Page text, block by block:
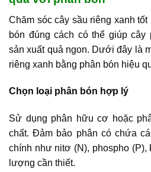
Chăm sóc cây sầu riêng xanh
bón đúng cách có thể giúp cây
sản xuất quả ngon. Dưới đây là
riêng xanh bằng phân bón hiệu
Chọn loại phân bón hợp lý
Sử dụng phân hữu cơ hoặc
chất. Đảm bảo phân có chứa
chính như nitơ (N), phospho (P),
lượng cần thiết.